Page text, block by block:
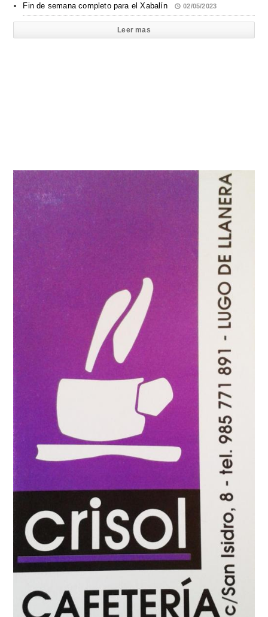
Fin de semana completo para el Xabalín 02/05/2023
Leer mas